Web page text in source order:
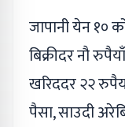
जापानी येन १०
बिक्रीदर नौ
खरिददर २२
पैसा, साउदी